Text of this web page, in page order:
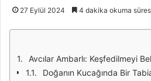
27 Eylül 2024 4 dakika okuma
Avcılar Ambarlı: Keşfedilmeyi
Doğanın Kucağında Bir